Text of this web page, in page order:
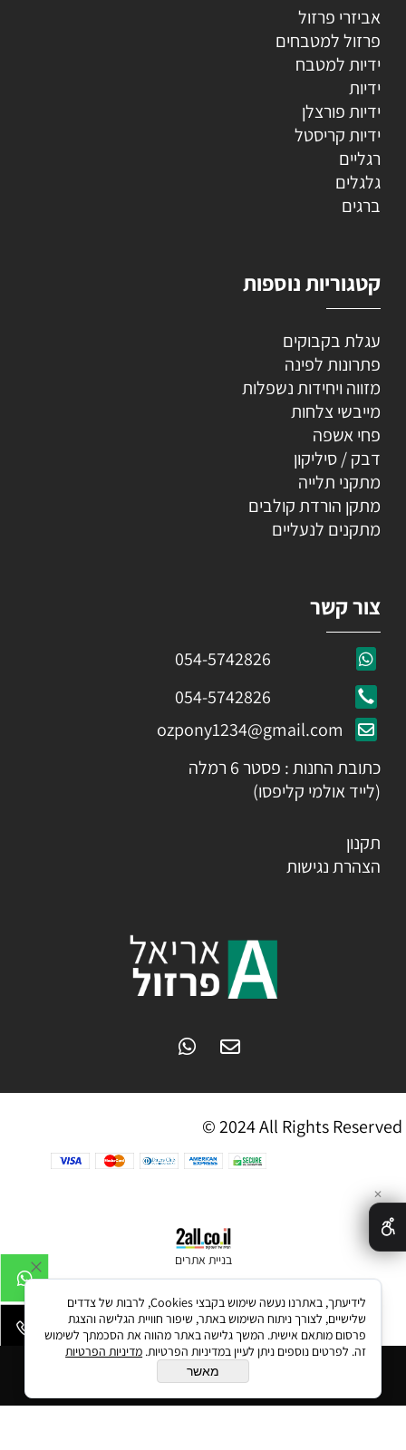
הוסף לסל
אביזרי פרזול
פרזול למטבחים
ידיות למטבח
ידיות
ידיות פורצלן
ידיות קריסטל
רגליים
גלגלים
ברגים
קטגוריות נוספות
עגלת בקבוקים
פתרונות לפינה
מזווה ויחידות נשפלות
מייבשי צלחות
פחי אשפה
דבק / סיליקון
מתקני תלייה
מתקן הורדת קולבים
מתקנים לנעליים
צור קשר
054-5742826
054-5742826
ozpony1234@gmail.com
כתובת החנות : פסטר 6 רמלה
(לייד אולמי קליפסו)
תקנון
הצהרת נגישות
© 2024 All Rights Reserved
בניית אתרים
✕
לידיעתך, באתרנו נעשה שימוש בקבצי Cookies, לרבות של צדדים
שלישיים, לצורך ניתוח השימוש באתר, שיפור חוויית הגלישה והצגת
פרסום מותאם אישית. המשך גלישה באתר מהווה את הסכמתך לשימוש
זה. לפרטים נוספים ניתן לעיין במדיניות הפרטיות. מדיניות הפרטיות
מאשר